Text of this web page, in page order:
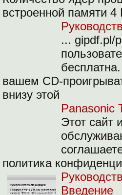
встроенной памяти
... gipdf.pl/
вашем CD-
внизу этой
Panasonic
Этот сайт
политика
Введение